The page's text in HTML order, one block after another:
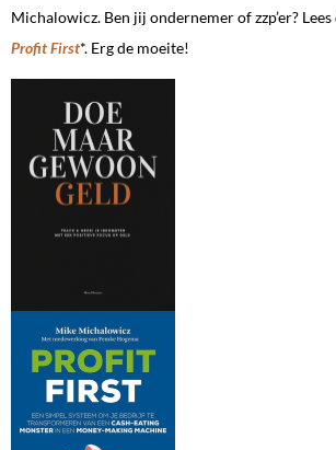
Michalowicz. Ben jij ondernemer of zzp’er?
Profit First*. Erg de moeite!